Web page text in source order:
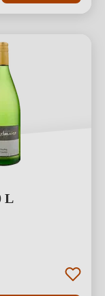
L
von 5 Sternen